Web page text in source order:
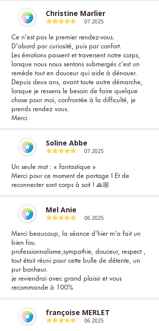
Christine Marlier
07.2025
Ce n'est pas le premier rendez-vous.
D'abord par curiosité, puis par confort.
Les émotions passent et traversent notre corps,
lorsque nous nous sentons submergés c'est un
remède tout en douceur qui aide à dénouer.
Depuis deux ans, avant toute autre démarche,
lorsque je ressens le besoin de faire quelque
chose pour moi, confrontée à la difficulté, je
prends rendez vous.
Merci
Soline Abbe
07.2025
Un seule mot : « fantastique »
Merci pour ce moment de partage ! Et de
reconnecter sont corps à soit ! 🙏🏼
Mel Anie
06.2025
Merci beaucoup, la séance d'hier m'a fait un
bien fou.
professionnalisme,sympathie, douceur, respect ,
tout était réuni pour cette bulle de détente, un
pur bonheur.
je reviendrai avec grand plaisir et vous
recommande à 100%
françoise MERLET
06.2025